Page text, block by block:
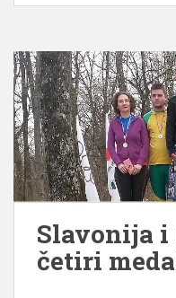
Slavonija i
četiri